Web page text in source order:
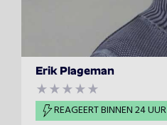
Erik Plageman
REAGEERT BINNEN 24 UUR